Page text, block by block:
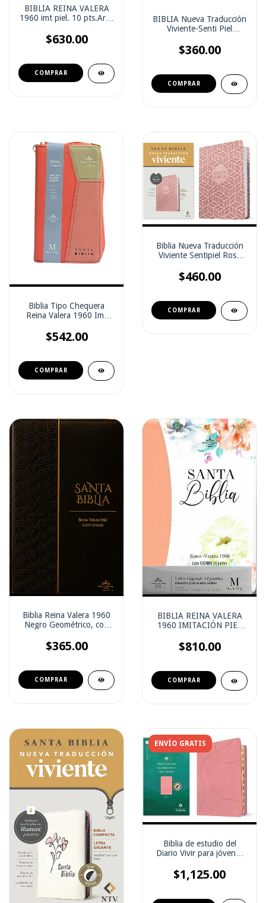
BIBLIA REINA VALERA
1960 imt piel. 10 pts.Arca
$630.00
BIBLIA Nueva Traducción
Viviente-Senti Piel
$360.00
Biblia Tipo Chequera
Reina Valera 1960 Imt
$542.00
Biblia Nueva Traducción
Viviente Sentipiel Rosa
$460.00
Biblia Reina Valera 1960
Negro Geométrico, con
$365.00
BIBLIA REINA VALERA
1960 IMITACIÓN PIEL
CIERRE 14 PTS (con
indice)
$810.00
ENVÍO GRATIS
Biblia de estudio del
Diario Vivir para jóvenes
$1,125.00